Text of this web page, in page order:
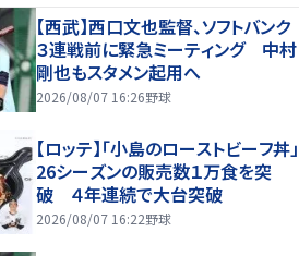
【西武】西口文也監督、ソフトバンク
３連戦前に緊急ミーティング 中村
剛也もスタメン起用へ
2026/08/07 16:26野球
【ロッテ】「小島のローストビーフ丼」
26シーズンの販売数１万食を突
破 ４年連続で大台突破
2026/08/07 16:22野球